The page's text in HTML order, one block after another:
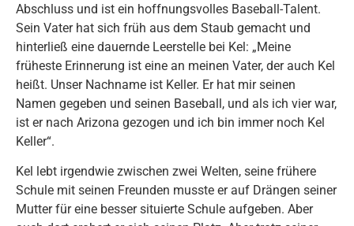
Abschluss und ist ein hoffnungsvolles Baseball-Talent.
Sein Vater hat sich früh aus dem Staub gemacht und
hinterließ eine dauernde Leerstelle bei Kel: „Meine
früheste Erinnerung ist eine an meinen Vater, der auch Kel
heißt. Unser Nachname ist Keller. Er hat mir seinen
Namen gegeben und seinen Baseball, und als ich vier war,
ist er nach Arizona gezogen und ich bin immer noch Kel
Keller“.
Kel lebt irgendwie zwischen zwei Welten, seine frühere
Schule mit seinen Freunden musste er auf Drängen seiner
Mutter für eine besser situierte Schule aufgeben. Aber